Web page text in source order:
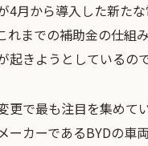
4月から導入した新た
れまでの補助金の仕組
起きようとしているので
更で最も注目を集めて
ーカーであるBYDの車